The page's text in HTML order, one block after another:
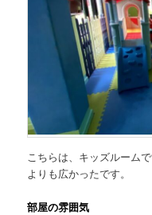
こちらは、キッズルーム
よりも広かったです。
部屋の雰囲気